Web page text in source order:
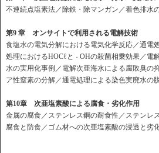
不連続点塩素法／除鉄・除マンガン／着色排水
第9 章 オンサイトで利用される電解技術
食塩水の電気分解における電気化学反応／通電
処理におけるHOCℓと
・ OHの殺菌相乗効果／電
水の実用化事例／電解次亜海水による腐敗臭の
ア性窒素の分解／通電処理による染色実廃水の
第10章 次亜塩素酸による腐食・劣化作用
金属の腐食／ステンレス鋼の耐食性／ステンレ
腐食と防食／ゴム材への次亜塩素酸の浸透と劣